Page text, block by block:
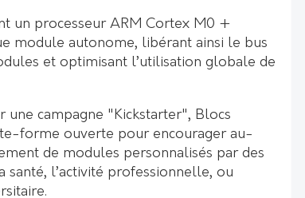
un processeur ARM Cortex M0 +
module autonome, libérant ainsi le bus
et optimisant l’utilisation globale de
une campagne "Kickstarter", Blocs
forme ouverte pour encourager au-
de modules personnalisés par des
l’activité professionnelle, ou